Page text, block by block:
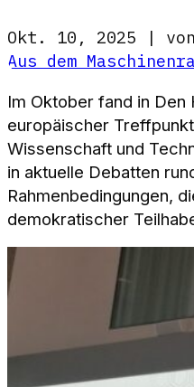
Okt. 10, 2025 | von
Aus dem
Im Oktober fand in Den
europäischer
Wissenschaft und
in aktuelle Debatten
Rahmenbedingungen,
demokratischer